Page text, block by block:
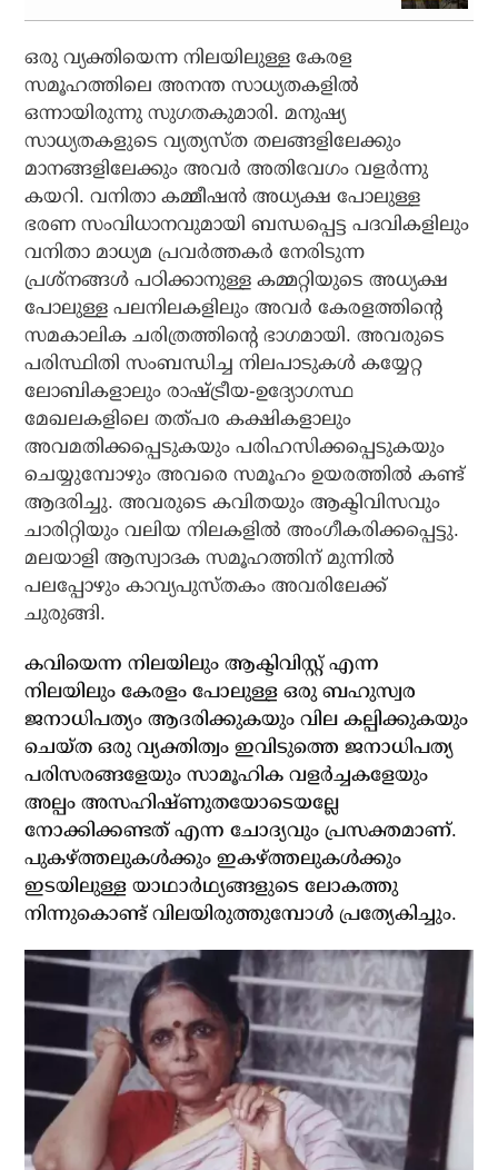
ഒരു വ്യക്തിയെന്ന നിലയിലുള്ള കേരള
സമൂഹത്തിലെ അനന്ത സാധ്യതകളില്‍
ഒന്നായിരുന്നു സുഗതകുമാരി. മനുഷ്യ
സാധ്യതകളുടെ വ്യത്യസ്ത തലങ്ങളിലേക്കും
മാനങ്ങളിലേക്കും അവര്‍ അതിവേഗം വളര്‍ന്നു
കയറി. വനിതാ കമ്മീഷന്‍ അധ്യക്ഷ പോലുള്ള
ഭരണ സംവിധാനവുമായി ബന്ധപ്പെട്ട പദവികളിലും
വനിതാ മാധ്യമ പ്രവര്‍ത്തകര്‍ നേരിടുന്ന
പ്രശ്‌നങ്ങള്‍ പഠിക്കാനുള്ള കമ്മറ്റിയുടെ അധ്യക്ഷ
പോലുള്ള പലനിലകളിലും അവര്‍ കേരളത്തിന്റെ
സമകാലിക ചരിത്രത്തിന്റെ ഭാഗമായി. അവരുടെ
പരിസ്ഥിതി സംബന്ധിച്ച നിലപാടുകള്‍ കയ്യേറ്റ
ലോബികളാലും രാഷ്ട്രീയ-ഉദ്യോഗസ്ഥ
മേഖലകളിലെ തത്പര കക്ഷികളാലും
അവമതിക്കപ്പെടുകയും പരിഹസിക്കപ്പെടുകയും
ചെയ്യുമ്പോഴും അവരെ സമൂഹം ഉയരത്തില്‍ കണ്ട്
ആദരിച്ചു. അവരുടെ കവിതയും ആക്ടിവിസവും
ചാരിറ്റിയും വലിയ നിലകളില്‍ അംഗീകരിക്കപ്പെട്ടു.
മലയാളി ആസ്വാദക സമൂഹത്തിന് മുന്നില്‍
പലപ്പോഴും കാവ്യപുസ്തകം അവരിലേക്ക്
ചുരുങ്ങി.
കവിയെന്ന നിലയിലും ആക്ടിവിസ്റ്റ് എന്ന
നിലയിലും കേരളം പോലുള്ള ഒരു ബഹുസ്വര
ജനാധിപത്യം ആദരിക്കുകയും വില കല്പിക്കുകയും
ചെയ്ത ഒരു വ്യക്തിത്വം ഇവിടുത്തെ ജനാധിപത്യ
പരിസരങ്ങളേയും സാമൂഹിക വളര്‍ച്ചകളേയും
അല്പം അസഹിഷ്ണുതയോടെയല്ലേ
നോക്കിക്കണ്ടത് എന്ന ചോദ്യവും പ്രസക്തമാണ്.
പുകഴ്ത്തലുകള്‍ക്കും ഇകഴ്ത്തലുകള്‍ക്കും
ഇടയിലുള്ള യാഥാര്‍ഥ്യങ്ങളുടെ ലോകത്തു
നിന്നുകൊണ്ട് വിലയിരുത്തുമ്പോള്‍ പ്രത്യേകിച്ചും.